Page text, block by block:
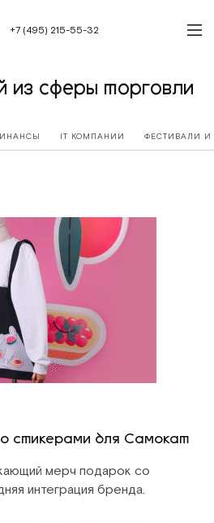
+7 (495) 215-55-32
из сферы торговли
IT КОМПАНИИ ФЕСТИВАЛИ
стикерами для Самокат
мерч подарок со
интеграция бренда.